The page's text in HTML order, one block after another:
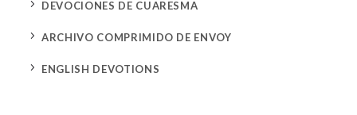
5 DEVOCIONES DE CUARESMA
5 ARCHIVO COMPRIMIDO DE ENVOY
5 ENGLISH DEVOTIONS